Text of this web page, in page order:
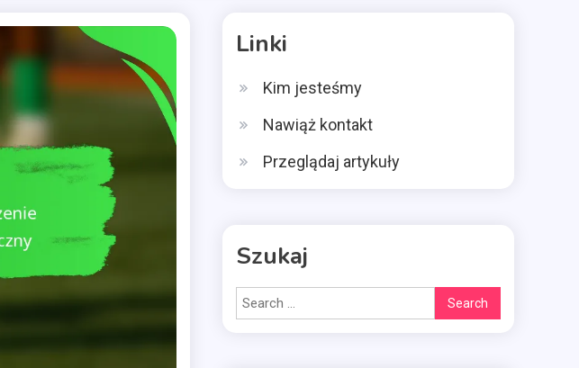
Linki
Kim jesteśmy
Nawiąż kontakt
Przeglądaj artykuły
Szukaj
Search
for: